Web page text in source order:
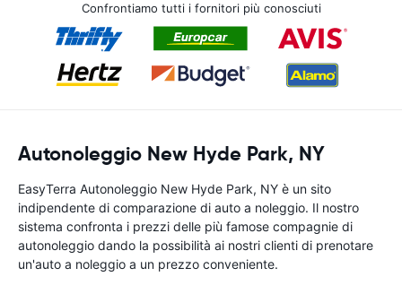
Confrontiamo tutti i fornitori più conosciuti
Autonoleggio New Hyde Park, NY
EasyTerra Autonoleggio New Hyde Park, NY è un sito
indipendente di comparazione di auto a noleggio. Il nostro
sistema confronta i prezzi delle più famose compagnie di
autonoleggio dando la possibilità ai nostri clienti di prenotare
un'auto a noleggio a un prezzo conveniente.